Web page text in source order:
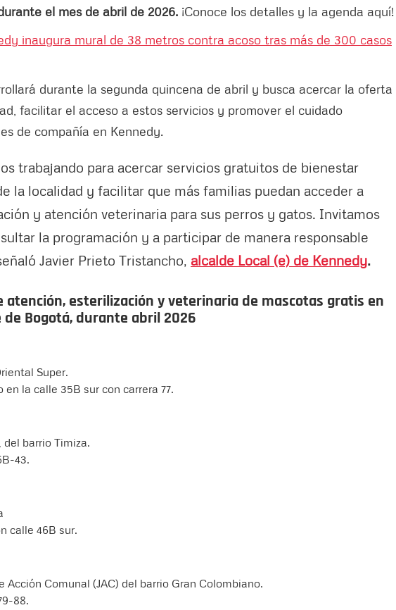
el mes de abril de 2026. ¡Conoce los detalles y la agenda aquí!
inaugura mural de 38 metros contra acoso tras más de 300 casos
durante la segunda quincena de abril y busca acercar la oferta
facilitar el acceso a estos servicios y promover el cuidado
de compañía en Kennedy.
trabajando para acercar servicios gratuitos de bienestar
la localidad y facilitar que más familias puedan acceder a
y atención veterinaria para sus perros y gatos. Invitamos
la programación y a participar de manera responsable
Javier Prieto Tristancho, alcalde Local (e) de Kennedy.
atención, esterilización y veterinaria de mascotas gratis en
Bogotá, durante abril 2026
Super.
la calle 35B sur con carrera 77.
del barrio Timiza.
43.
calle 46B sur.
Acción Comunal (JAC) del barrio Gran Colombiano.
88.